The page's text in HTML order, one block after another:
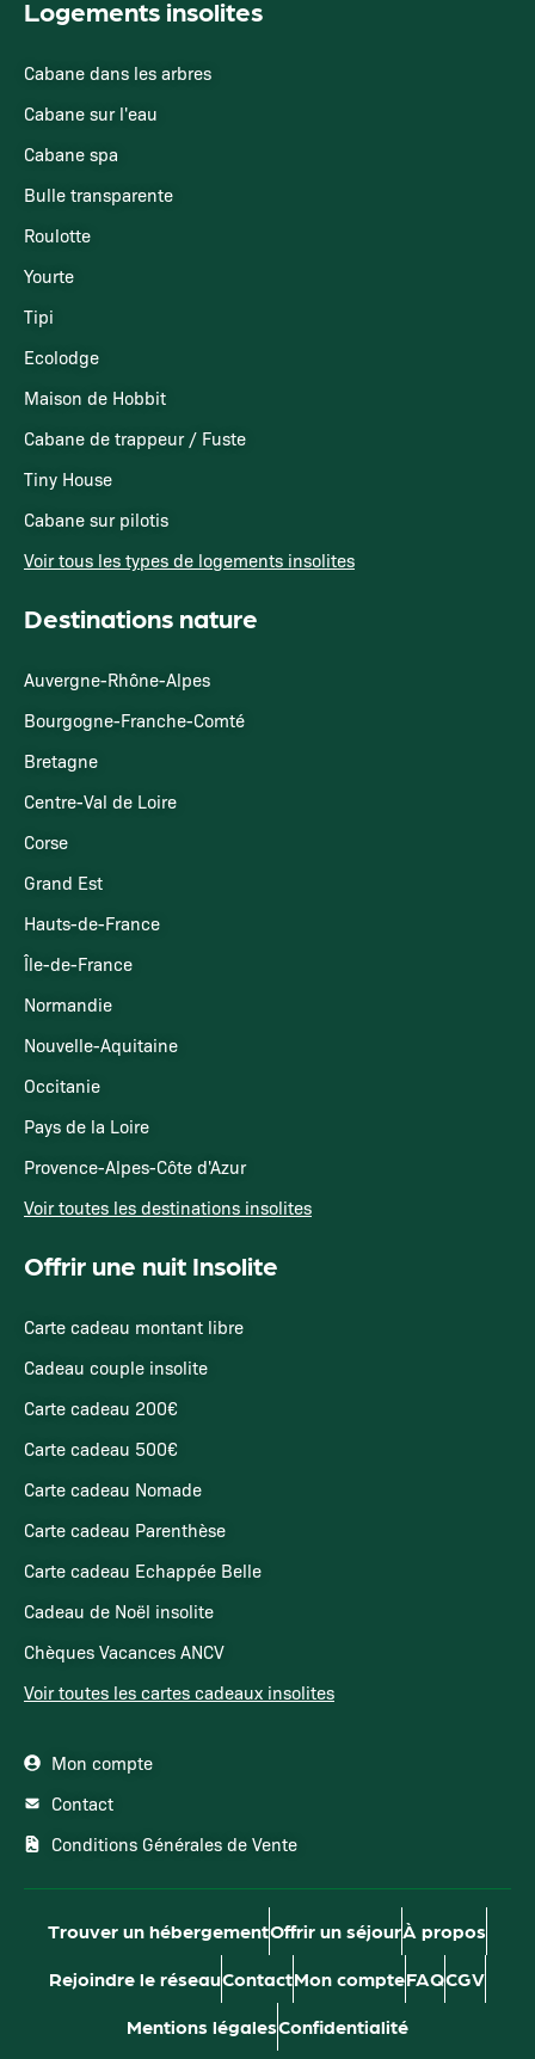
Logements insolites
Cabane dans les arbres
Cabane sur l'eau
Cabane spa
Bulle transparente
Roulotte
Yourte
Tipi
Ecolodge
Maison de Hobbit
Cabane de trappeur / Fuste
Tiny House
Cabane sur pilotis
Voir tous les types de logements insolites
Destinations nature
Auvergne-Rhône-Alpes
Bourgogne-Franche-Comté
Bretagne
Centre-Val de Loire
Corse
Grand Est
Hauts-de-France
Île-de-France
Normandie
Nouvelle-Aquitaine
Occitanie
Pays de la Loire
Provence-Alpes-Côte d'Azur
Voir toutes les destinations insolites
Offrir une nuit Insolite
Carte cadeau montant libre
Cadeau couple insolite
Carte cadeau 200€
Carte cadeau 500€
Carte cadeau Nomade
Carte cadeau Parenthèse
Carte cadeau Echappée Belle
Cadeau de Noël insolite
Chèques Vacances ANCV
Voir toutes les cartes cadeaux insolites
Mon compte
Contact
Conditions Générales de Vente
Trouver un hébergementOffrir un séjourÀ propos
Rejoindre le réseauContactMon compteFAQCGV
Mentions légalesConfidentialité